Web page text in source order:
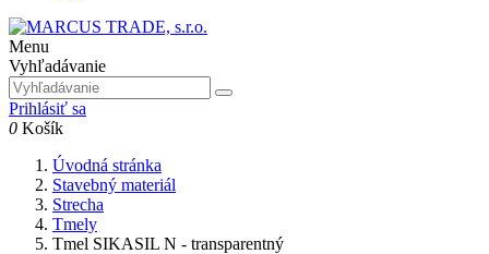
Menu
Vyhľadávanie
Prihlásiť sa
0 Košík
Úvodná stránka
Stavebný materiál
Strecha
Tmely
Tmel SIKASIL N - transparentný